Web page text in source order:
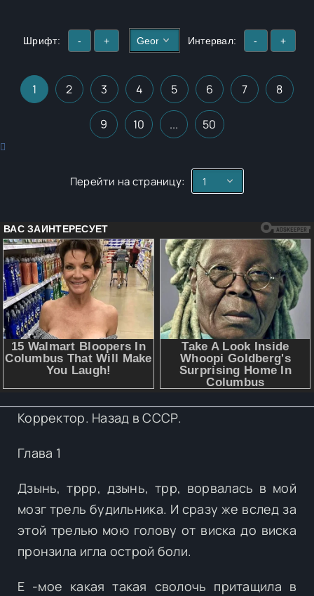
Шрифт: - + Интервал: - +
1 2 3 4 5 6 7 8
9 10 ... 50
Перейти на страницу:
Корректор. Назад в СССР.
Глава 1
Дзынь, тррр, дзынь, трр, ворвалась в мой
мозг трель будильника. И сразу же вслед за
этой трелью мою голову от виска до виска
пронзила игла острой боли.
Е -мое какая такая сволочь притащила в